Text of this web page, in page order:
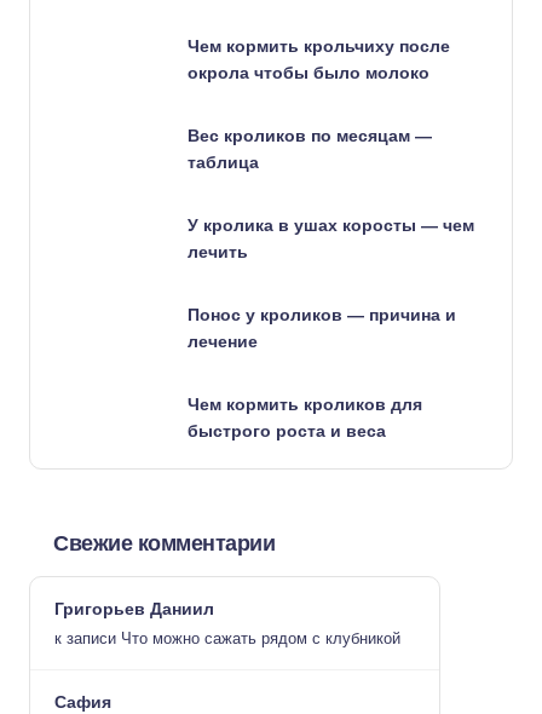
Чем кормить крольчиху после
окрола чтобы было молоко
Вес кроликов по месяцам —
таблица
У кролика в ушах коросты — чем
лечить
Понос у кроликов — причина и
лечение
Чем кормить кроликов для
быстрого роста и веса
Свежие комментарии
Григорьев Даниил
к записи Что можно сажать рядом с клубникой
Сафия